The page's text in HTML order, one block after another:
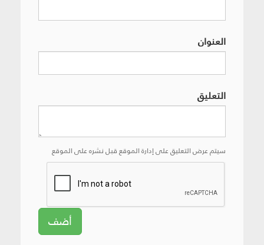
العنوان
التعليق
سيتم عرض التعليق على إدارة الموقع قبل نشره على الموقع
أضف